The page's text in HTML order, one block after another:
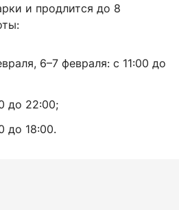
и продлится до 8
6–7 февраля: с 11:00 до
до 22:00;
до 18:00.